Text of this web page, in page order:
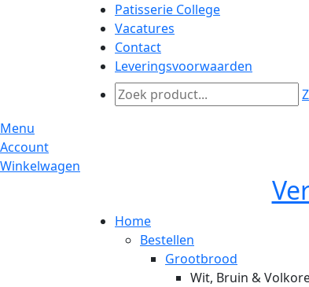
Patisserie College
Vacatures
Contact
Leveringsvoorwaarden
Menu
Account
Winkelwagen
Home
Bestellen
Grootbrood
Wit, Bruin &